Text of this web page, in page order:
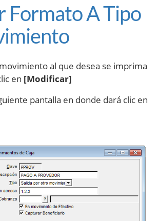
Formato A Tipo
al que desea se imprima
en [Modificar]
pantalla en donde dará clic en